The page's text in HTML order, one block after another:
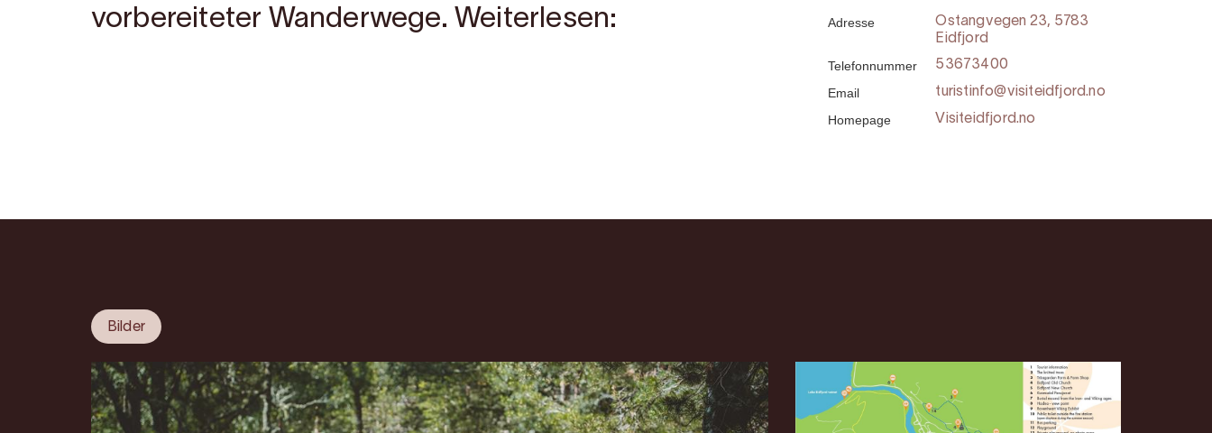
vorbereiteter Wanderwege. Weiterlesen:
Adresse
Ostangvegen 23, 5783
Eidfjord
Telefonnummer 53673400
Email turistinfo@visiteidfjord.no
Homepage Visiteidfjord.no
Bilder